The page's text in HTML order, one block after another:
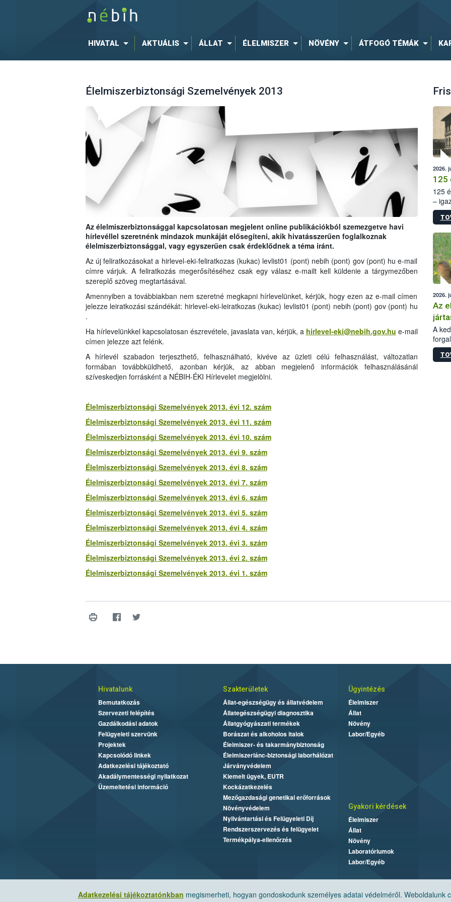
HIVATAL AKTUÁLIS ÁLLAT ÉLELMISZER NÖVÉNY ÁTFOGÓ TÉMÁK
Élelmiszerbiztonsági Szemelvények 2013
Az élelmiszerbiztonsággal kapcsolatosan megjelent online publikációkból szemezgetve havi
hírlevéllel szeretnénk mindazok munkáját elősegíteni, akik hivatásszerűen foglalkoznak
élelmiszerbiztonsággal, vagy egyszerűen csak érdeklődnek a téma iránt.
Az új feliratkozásokat a hirlevel-eki-feliratkozas (kukac) levlist01 (pont) nebih (pont) gov (pont) hu e-mail
címre várjuk. A feliratkozás megerősítéséhez csak egy válasz e-mailt kell küldenie a tárgymezőben
szereplő szöveg megtartásával.
Amennyiben a továbbiakban nem szeretné megkapni hírlevelünket, kérjük, hogy ezen az e-mail címen
jelezze leiratkozási szándékát: hirlevel-eki-leiratkozas (kukac) levlist01 (pont) nebih (pont) gov (pont) hu
.
Ha hírlevelünkkel kapcsolatosan észrevétele, javaslata van, kérjük, a hirlevel-eki@nebih.gov.hu e-mail
címen jelezze azt felénk.
A hírlevél szabadon terjeszthető, felhasználható, kivéve az üzleti célú felhasználást, változatlan
formában továbbküldhető, azonban kérjük, az abban megjelenő információk felhasználásánál
szíveskedjen forrásként a NÉBIH-ÉKI Hírlevelet megjelölni.
Élelmiszerbiztonsági Szemelvények 2013. évi 12. szám
Élelmiszerbiztonsági Szemelvények 2013. évi 11. szám
Élelmiszerbiztonsági Szemelvények 2013. évi 10. szám
Élelmiszerbiztonsági Szemelvények 2013. évi 9. szám
Élelmiszerbiztonsági Szemelvények 2013. évi 8. szám
Élelmiszerbiztonsági Szemelvények 2013. évi 7. szám
Élelmiszerbiztonsági Szemelvények 2013. évi 6. szám
Élelmiszerbiztonsági Szemelvények 2013. évi 5. szám
Élelmiszerbiztonsági Szemelvények 2013. évi 4. szám
Élelmiszerbiztonsági Szemelvények 2013. évi 3. szám
Élelmiszerbiztonsági Szemelvények 2013. évi 2. szám
Élelmiszerbiztonsági Szemelvények 2013. évi 1. szám
2026.
125
125
–
15.
2026.
Az
A
Adatkezelési tájékoztatónkban megismerheti, hogyan gondoskodunk személyes adatai védelméről. Weboldalunk
Hivatalunk
Bemutatkozás
Szervezeti felépítés
Gazdálkodási adatok
Felügyeleti szervünk
Projektek
Kapcsolódó linkek
Adatkezelési tájékoztató
Akadálymentességi nyilatkozat
Üzemeltetési információ
Szakterületek
Állat-egészségügy és állatvédelem
Állategészségügyi diagnosztika
Állatgyógyászati termékek
Borászat és alkoholos italok
Élelmiszer- és takarmánybiztonság
Élelmiszerlánc-biztonsági laborhálózat
Járványvédelem
Kiemelt ügyek, EUTR
Kockázatkezelés
Mezőgazdasági genetikai erőforrások
Növényvédelem
Nyilvántartási és Felügyeleti Díj
Rendszerszervezés és felügyelet
Termékpálya-ellenőrzés
Ügyintézés
Élelmiszer
Állat
Növény
Labor/Egyéb
Gyakori kérdések
Élelmiszer
Állat
Növény
Laboratóriumok
Labor/Egyéb